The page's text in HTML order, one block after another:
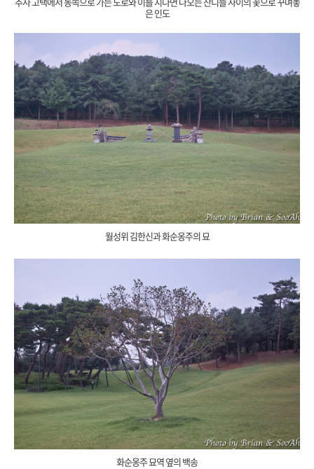
은 인도
월성위 김한신과 화순옹주의 묘
화순옹주 묘역 옆의 백송